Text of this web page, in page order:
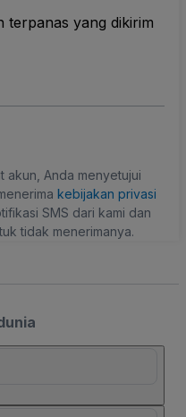
terpanas yang dikirim
akun, Anda menyetujui
kebijakan privasi
SMS dari kami dan
tidak menerimanya.